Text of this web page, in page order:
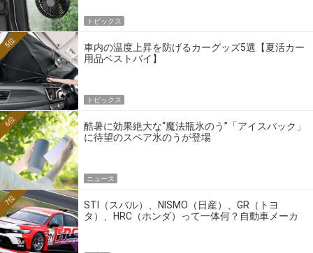
トピックス
車内の温度上昇を防げるカーグッズ5選【夏活カー
用品ベストバイ】
5位
トピックス
酷暑に効果絶大な“魔法瓶氷のう”「アイスパック」
に待望のスペア氷のうが登場
6位
ニュース
STI（スバル）、NISMO（日産）、GR（トヨ
タ）、HRC（ホンダ）って一体何？自動車メーカ
7位